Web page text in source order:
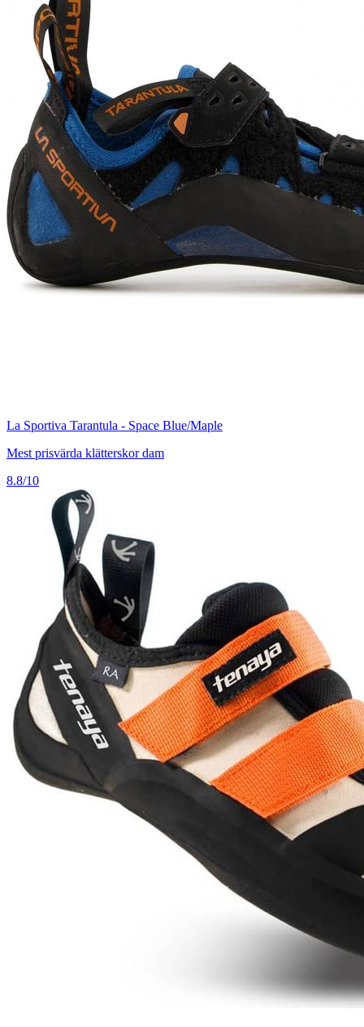
La Sportiva Tarantula - Space Blue/Maple
Mest prisvärda klätterskor dam
8.8/10